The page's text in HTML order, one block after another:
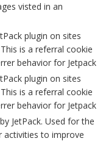
visted in an
plugin on sites
is a referral cookie
behavior for Jetpack
plugin on sites
is a referral cookie
behavior for Jetpack
JetPack. Used for the
activities to improve